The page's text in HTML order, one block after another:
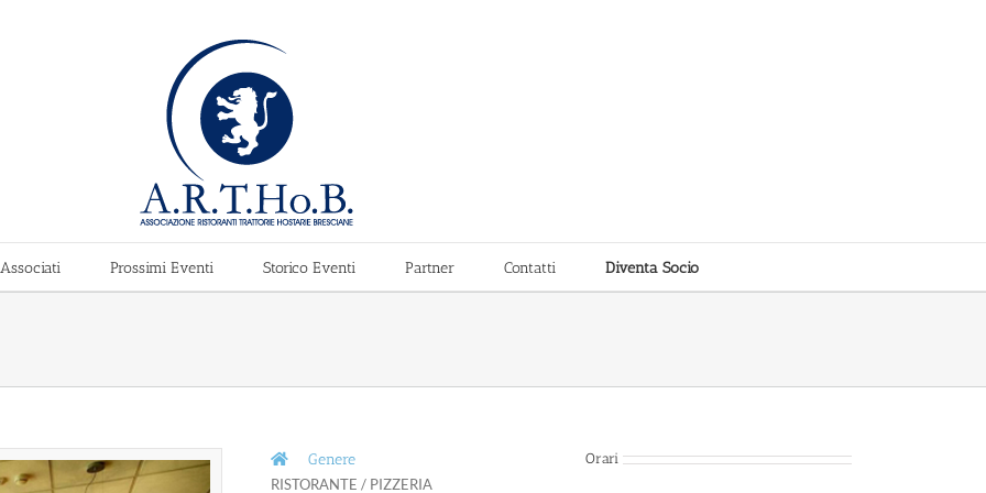
Associati Prossimi Eventi Storico Eventi Partner Contatti Diventa Socio
Genere
RISTORANTE / PIZZERIA
Orari